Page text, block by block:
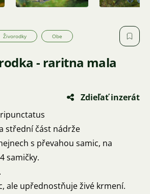
Živorodky Obe
- raritna mala
Zdieľať inzerát
střední část nádrže
s převahou samic, na
samičky.
ale upřednostňuje živé krmení.